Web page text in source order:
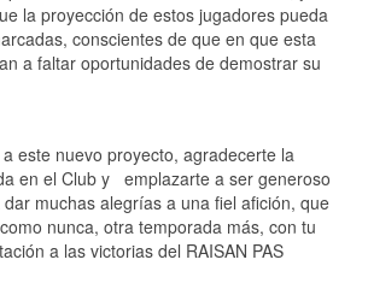
la proyección de estos jugadores pueda
conscientes de que en que esta
a faltar oportunidades de demostrar su
este nuevo proyecto, agradecerte la
en el Club y emplazarte a ser generoso
muchas alegrías a una fiel afición, que
nunca, otra temporada más, con tu
a las victorias del RAISAN PAS